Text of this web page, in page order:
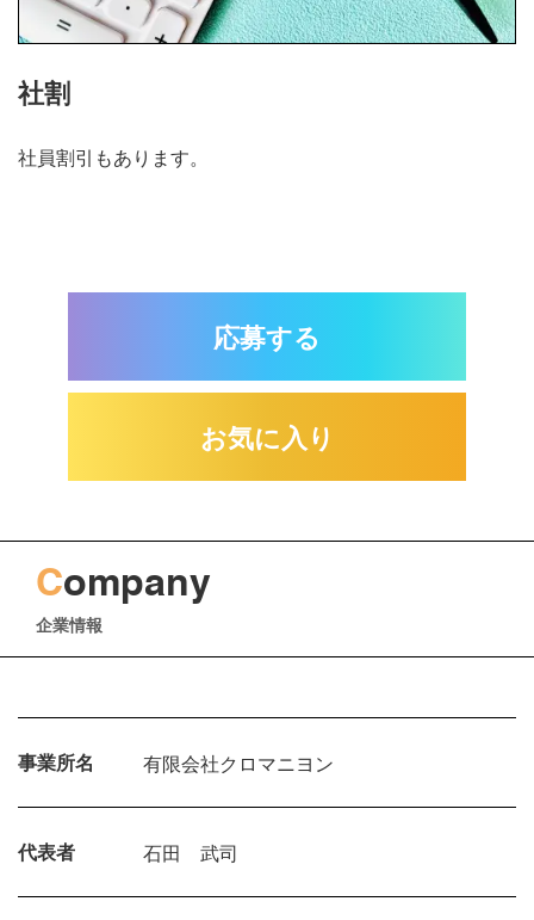
社割
社員割引もあります。
応募する
お気に入り
Company
企業情報
事業所名 有限会社クロマニヨン
代表者 石田 武司